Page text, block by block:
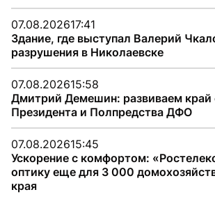
07.08.202617:41
Здание, где выступал Валерий
разрушения в Николаевске
07.08.202615:58
Дмитрий Демешин: развиваем край
Президента и Полпредства ДФО
07.08.202615:45
Ускорение с комфортом:
оптику еще для 3 000
края